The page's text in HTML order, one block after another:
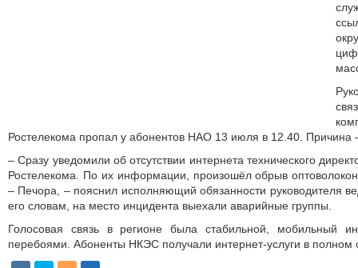
Ростелекома пропал у абонентов НАО 13 июля в 12.40. Причина
– Сразу уведомили об отсутствии интернета технического
Ростелекома. По их информации, произошёл обрыв
– Печора, – пояснил исполняющий обязанности руководителя
его словам, на место инцидента выехали аварийные группы.
Голосовая связь в регионе была стабильной, мобильный
перебоями. Абоненты НКЭС получали интернет-услуги в полном